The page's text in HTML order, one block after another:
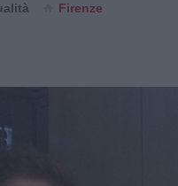
Firenze